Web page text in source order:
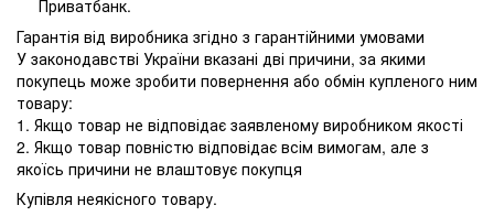
Приватбанк.
Гарантія від виробника згідно з гарантійними умовами
У законодавстві України вказані дві причини, за якими
покупець може зробити повернення або обмін купленого ним
товару:
1. Якщо товар не відповідає заявленому виробником якості
2. Якщо товар повністю відповідає всім вимогам, але з
якоїсь причини не влаштовує покупця
Купівля неякісного товару.